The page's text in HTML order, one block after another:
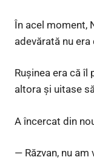
În acel moment,
adevărată nu
Rușinea era că
altora și uitase
A încercat din
— Răzvan, nu am